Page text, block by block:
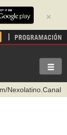
×
PROGRAMACIÓN
Nexolatino.Canal